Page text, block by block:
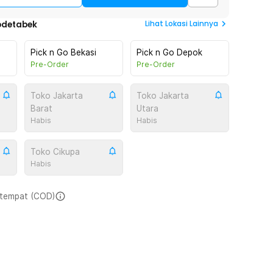
Lihat Lokasi Lainnya
Pick n Go Bekasi
Pre-Order
Pick n Go Depok
Pre-Order
Toko Jakarta
Barat
Habis
Toko Jakarta
Utara
Habis
Toko Cikupa
Habis
(COD)